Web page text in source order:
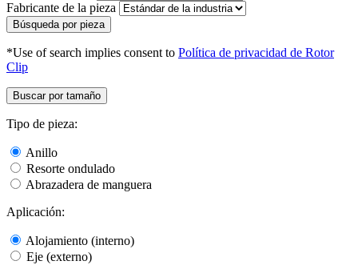
Fabricante de la pieza
Búsqueda por pieza
*Use of search implies consent to Política de privacidad de Rotor
Clip
Buscar por tamaño
Tipo de pieza:
Anillo
Resorte ondulado
Abrazadera de manguera
Aplicación:
Alojamiento (interno)
Eje (externo)